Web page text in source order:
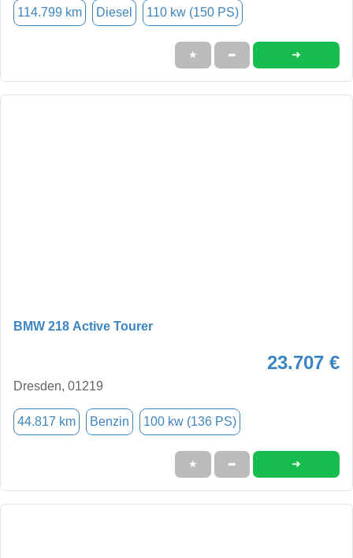
114.799 km Diesel 110 kw (150 PS)
★ ➦ ➜
BMW 218 Active Tourer
23.707 €
Dresden, 01219
44.817 km Benzin 100 kw (136 PS)
★ ➦ ➜